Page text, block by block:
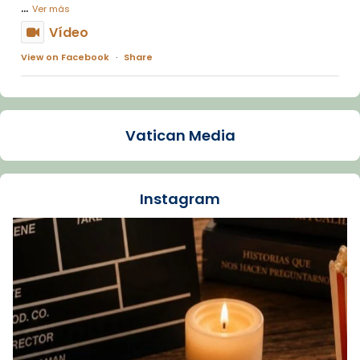
... Ver más
Vídeo
View on Facebook · Share
Arquebisbat de Barcelona
La Carmina va patir depressió. Fa gairebé
dos mesos, a l'Estadi Lluís Companys, la
Recupera l'entrevista comp
Vatican
tican News 👇
www.vaticannews.va/es/iglesia/news/2026-
07/carmina-historia-depresion-papa-viaje-
espana-testimoni...
Foto
Vatican Media
Instagram